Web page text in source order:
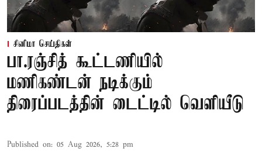
சினிமா செய்திகள்
பா.ரஞ்சித் கூட்டணியில்
மணிகண்டன் நடிக்கும்
திரைப்படத்தின் டைட்டில் வெளியீடு
Published on: 05 Aug 2026, 5:28 pm